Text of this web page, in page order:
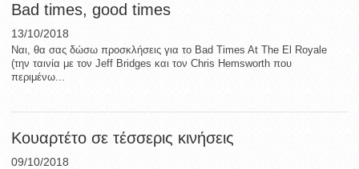
Bad times, good times
13/10/2018
Ναι, θα σας δώσω προσκλήσεις για το Bad Times At The El Royale
(την ταινία με τον Jeff Bridges και τον Chris Hemsworth που
περιμένω...
Κουαρτέτο σε τέσσερις κινήσεις
09/10/2018